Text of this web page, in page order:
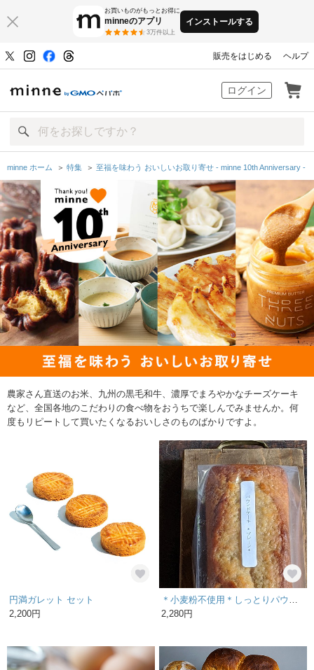
お買いものがもっとお得に
minneのアプリ
3万件以上
インストールする
販売をはじめる ヘルプ
ログイン
minne ホーム ＞ 特集 ＞ 至福を味わう おいしいお取り寄せ - minne 10th Anniversary -
農家さん直送のお米、九州の黒毛和牛、濃厚でまろやかなチーズケーキ
など、全国各地のこだわりの食べ物をおうちで楽しんでみませんか。何
度もリピートして買いたくなるおいしさのものばかりですよ。
円満ガレット セット
2,200円
2,280円